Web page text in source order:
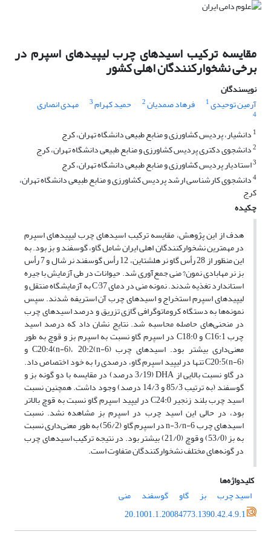
مقایسه ترکیب اسیدهای چرب لیپیدهای اسپرم در
برخی نشخوارکنندگان اهلی کشور
نویسندگان
آرمین توحیدی1 فرهاد صمدیان2 حمید کهرام3 مهدی انصاری
4
1 دانشیار، پردیس کشاورزی و منابع طبیعی دانشگاه تهران، کرج
2دانشجوی دکتری پردیس کشاورزی و منابع طبیعی دانشگاه تهران، کرج
3استادیار پردیس کشاورزی و منابع طبیعی دانشگاه تهران، کرج
4دانشجوی کارشناسی ارشد پردیس کشاورزی و منابع طبیعی دانشگاه تهران،
کرج
چکیده
هدف از این پژوهش، مقایسه ترکیب اسیدهای چرب لیپیدهای اسپرم
در مهمترین نشخوارکنندگان اهلی ایران شامل گاو، گوسفند و بز بود. به
این منظور از 28 رأس گاو نر هلشتاین، 12 رأس گوسفند نر شال و 7 رأس
بز نر مهابادی نمون? منی جمع‌آوری شد. حیوانات در طی آزمایش با جیره
استاندارد تغذیه شدند. نمونه‌ منی در دمای C°37 به آزمایشگاه منتقل و
لیپیدهای اسپرم استخراج و اسیدهای چرب آن استریفه شدند. سپس
نمونه‌ها به دستگاه کروماتوگرافی گازی تزریق و درصد اسیدهای چرب
در منحنی‌های حاصله محاسبه شد. نتایج نشان داد که درصد اسید
چرب C16:1 و C18:0 در اسپرم گاو نسبت به اسپرم بز و قوچ به طور
معنی‌داری بیشتر بود. اسیدهای چرب C20:4(n-6)، 20:2(n-6) و
C20:5(n-6) تنها در لیپید اسپرم گاو، درصدی را به خود اختصاص داد.
در گاو نسبت بالایی از DHA (3/19 درصد) در مقایسه با دو گونه بز و
گوسفند (به ترتیب 85/3 و 14/3 درصد) وجود داشت. همچنین نسبت
اسید چرب بلند زنجیر C24:0 در لیپید اسپرم گاو نسبت به قوچ بالاتر
بود، در حالی این اسید چرب در اسپرم بز مشاهده نشد. نسبت
اسیدهای چرب n-3/n-6 در اسپرم گاو (56/2) به طور معنی‌داری نسبت
به بز (53/0) و قوچ (21/0) بیشتر بود. در نتیجه ترکیب اسیدهای چرب
در گونه‌های مختلف نشخوارکنندگان متفاوت است.
کلیدواژه‌ها
اسید چرب
بز گاو گوسفند
منی
20.1001.1.20084773.1390.42.4.9.1